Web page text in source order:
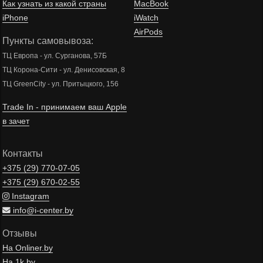
Как узнать из какой страны
iPhone
Пункты самовывоза:
ТЦ Европа - ул. Сурганова, 57Б
ТЦ Корона-Сити - ул. Денисовская, 8
ТЦ GreenCity - ул. Притыцкого, 156
Trade In - принимаем ваш Apple
в зачет
MacBook
iWatch
AirPods
Контакты
+375 (29)770-07-05
+375 (29)670-02-55
Instagram
info@i-center.by
Отзывы
На Onliner.by